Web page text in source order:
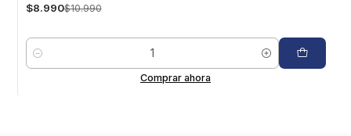
$8.990$10.990
Cantidad
Comprar ahora